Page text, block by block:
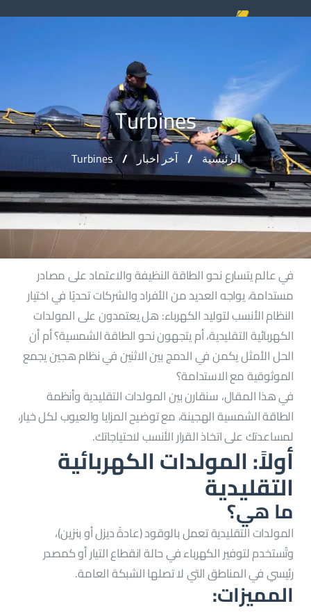
Turbines
الرئيسية آخر اخبار Turbines
في عالم يتسارع نحو الطاقة النظيفة والاعتماد على مصادر
مستدامة، يواجه العديد من الأفراد والشركات تحديًا في اختيار
النظام الأنسب لتوليد الكهرباء: هل يعتمدون على المولدات
الكهربائية التقليدية، أم يتجهون نحو الطاقة الشمسية؟ أم أن
الحل الأمثل يكمن في الدمج بين الاثنين في نظام هجين يجمع
الموثوقية مع الاستدامة؟
في هذا المقال، سنقارن بين المولدات التقليدية وأنظمة
الطاقة الشمسية الهجينة، مع توضيح المزايا والعيوب لكل خيار،
لمساعدتك على اتخاذ القرار الأنسب لاحتياجاتك.
أولاً: المولدات الكهربائية
التقليدية
ما هي؟
المولدات التقليدية تعمل بالوقود (عادةً ديزل أو بنزين)،
وتُستخدم لتوفير الكهرباء في حالة انقطاع التيار أو كمصدر
رئيسي في المناطق التي لا تصلها الشبكة العامة.
المميزات: